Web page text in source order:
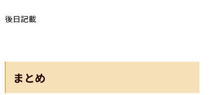
後日記載
まとめ